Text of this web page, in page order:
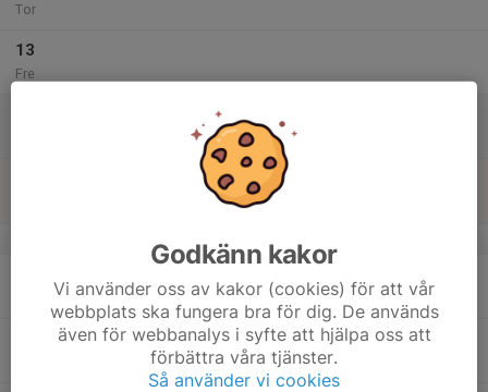
Tor
13
Fre
Söndag Lila is och fys
Godkänn kakor
Vi använder oss av kakor (cookies) för att vår
webbplats ska fungera bra för dig. De används
även för webbanalys i syfte att hjälpa oss att
förbättra våra tjänster.
Så använder vi cookies